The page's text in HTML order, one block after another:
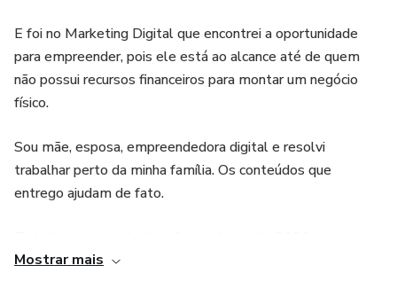
E foi no Marketing Digital que encontrei a oportunidade
para empreender, pois ele está ao alcance até de quem
não possui recursos financeiros para montar um negócio
físico.
Sou mãe, esposa, empreendedora digital e resolvi
trabalhar perto da minha família. Os conteúdos que
entrego ajudam de fato.
como afiliada como produtora e coprodutora.
Mostrar mais